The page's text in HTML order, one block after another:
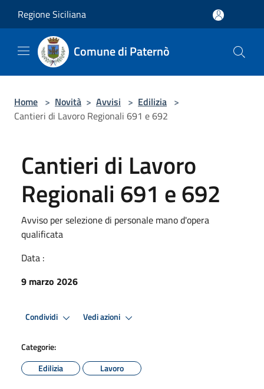
Regione Siciliana
Comune di Paternò
Home > Novità > Avvisi > Edilizia >
Cantieri di Lavoro Regionali 691 e 692
Cantieri di Lavoro
Regionali 691 e 692
Avviso per selezione di personale mano d'opera
qualificata
Data :
9 marzo 2026
Condividi Vedi azioni
Categorie:
Edilizia
Lavoro